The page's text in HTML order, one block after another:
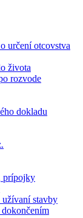
určení otcovstva
života
rozvode
dokladu
prípojky
stavby